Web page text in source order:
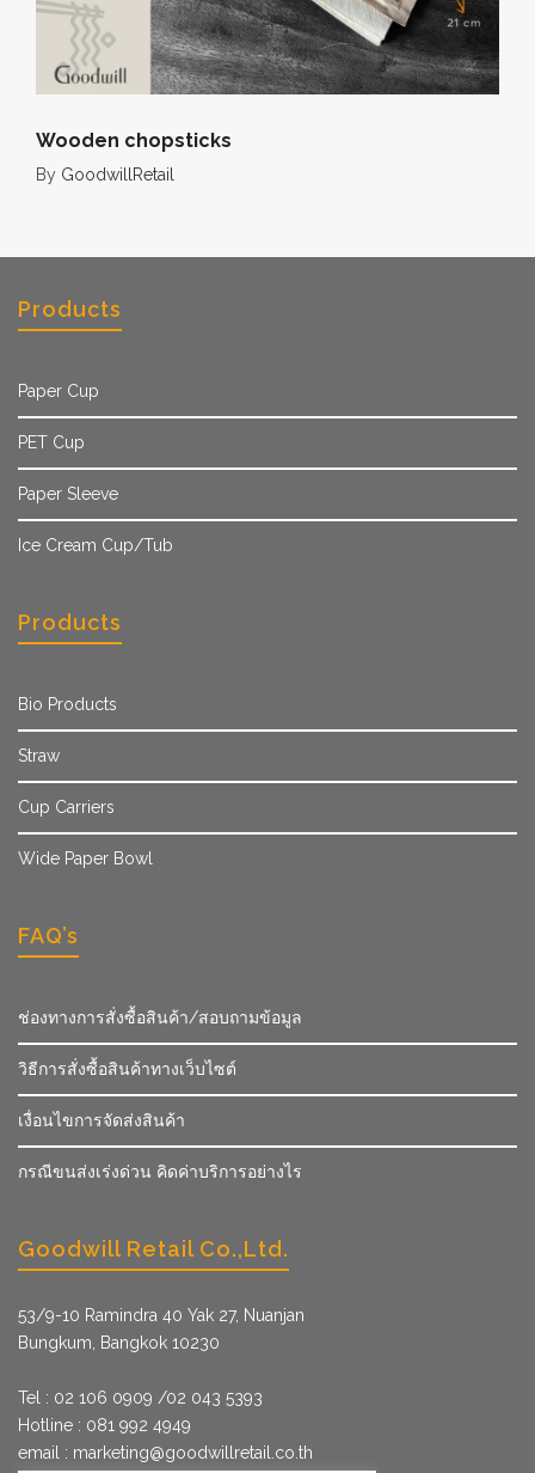
Wooden chopsticks
By GoodwillRetail
Products
Paper Cup
PET Cup
Paper Sleeve
Ice Cream Cup/Tub
Products
Bio Products
Straw
Cup Carriers
Wide Paper Bowl
FAQ’s
ช่องทางการสั่งซื้อสินค้า/สอบถามข้อมูล
วิธีการสั่งซื้อสินค้าทางเว็บไซต์
เงื่อนไขการจัดส่งสินค้า
กรณีขนส่งเร่งด่วน คิดค่าบริการอย่างไร
Goodwill Retail Co.,Ltd.
53/9­-10 Ramindra 40 Yak 27, Nuanjan
Bungkum, Bangkok 10230
Tel : 02 106 0909 /02 043 5393
Hotline : 081 992 4949
email : marketing@goodwillretail.co.th